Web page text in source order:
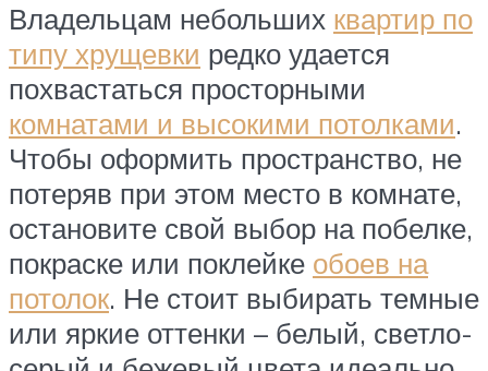
Владельцам небольших квартир по
типу хрущевки редко удается
похвастаться просторными
комнатами и высокими потолками.
Чтобы оформить пространство, не
потеряв при этом место в комнате,
остановите свой выбор на побелке,
покраске или поклейке обоев на
потолок. Не стоит выбирать темные
или яркие оттенки – белый, светло-